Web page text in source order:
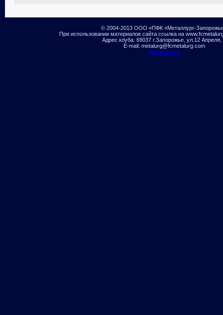
© 2004-2013 ООО «ПФК «Металлург-
При использовании материалов сайта ссылка на
Адрес клуба: 69037 г.Запорожье, ул.12 Апреля,
E-mail: metalurg@fcmetalurg.com
Карта Сайта